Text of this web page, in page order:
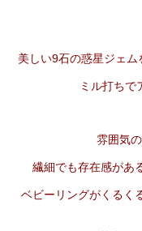
美しい9石の惑星ジェム
ミル打ちで
雰囲気
繊細でも存在感があ
ベビーリングがくるく